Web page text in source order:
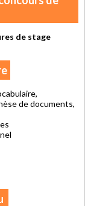
de stage
de documents,